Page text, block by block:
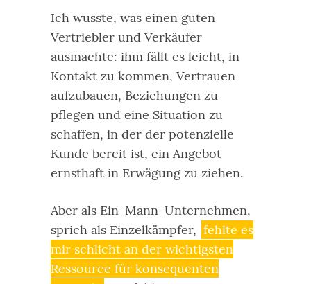
Ich wusste, was einen guten
Vertriebler und Verkäufer
ausmachte: ihm fällt es leicht, in
Kontakt zu kommen, Vertrauen
aufzubauen, Beziehungen zu
pflegen und eine Situation zu
schaffen, in der der potenzielle
Kunde bereit ist, ein Angebot
ernsthaft in Erwägung zu ziehen.
Aber als Ein-Mann-Unternehmen,
sprich als Einzelkämpfer, fehlte es
mir schlicht an der wichtigsten
Ressource für konsequenten